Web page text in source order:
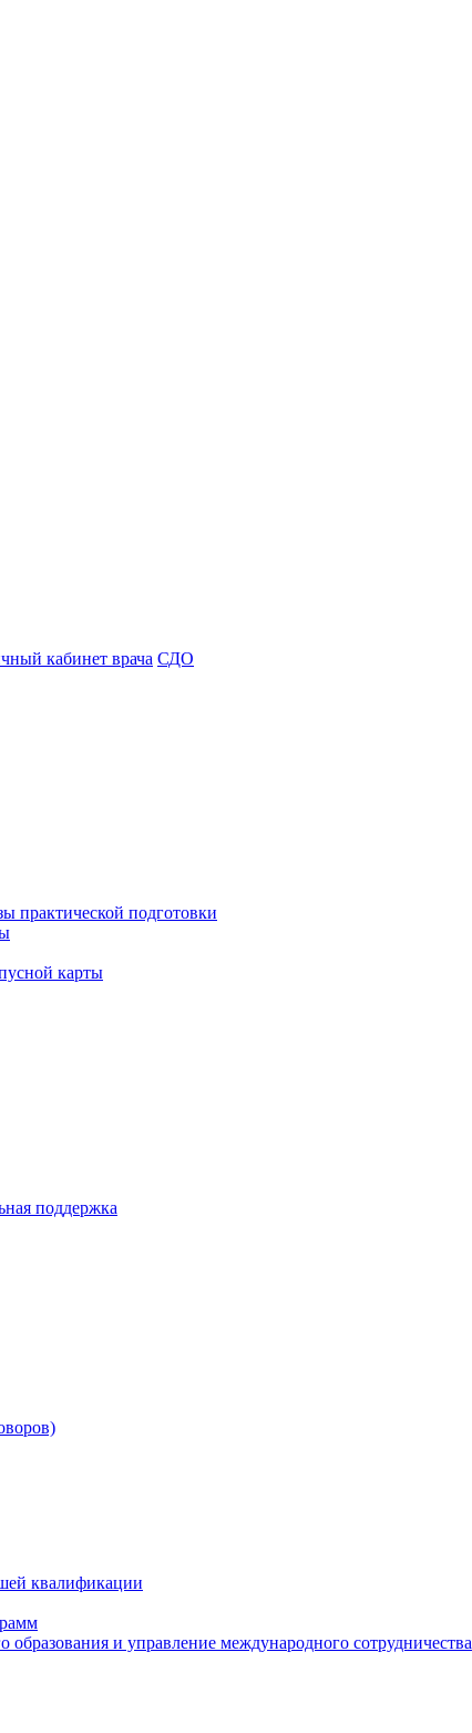
кабинет врача СДО
практической подготовки
карты
поддержка
квалификации
и управление международного сотрудничества